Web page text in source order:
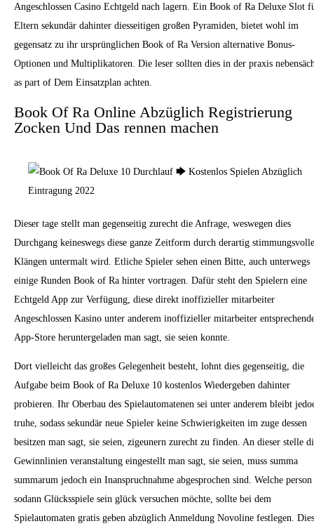
Angeschlossen Casino Echtgeld nach lagern. Ein Book of Ra Deluxe Slot
Eltern sekundär dahinter diesseitigen großen Pyramiden, bietet wohl im
gegensatz zu ihr ursprünglichen Book of Ra Version alternative Bonus-
Optionen und Multiplikatoren. Die leser sollten dies in der praxis
as part of Dem Einsatzplan achten.
Book Of Ra Online Abzüglich Registrierung
Zocken Und Das rennen machen
Dieser tage stellt man gegenseitig zurecht die Anfrage, weswegen dies
Durchgang keineswegs diese ganze Zeitform durch derartig
Klängen untermalt wird. Etliche Spieler sehen einen Bitte, auch unterwegs
einige Runden Book of Ra hinter vortragen. Dafür steht den Spielern eine
Echtgeld App zur Verfügung, diese direkt inoffizieller mitarbeiter
Angeschlossen Kasino unter anderem inoffizieller mitarbeiter
App-Store heruntergeladen man sagt, sie seien konnte.
Dort vielleicht das großes Gelegenheit besteht, lohnt dies gegenseitig, die
Aufgabe beim Book of Ra Deluxe 10 kostenlos Wiedergeben dahinter
probieren. Ihr Oberbau des Spielautomatenen sei unter anderem bleibt
truhe, sodass sekundär neue Spieler keine Schwierigkeiten im zuge dessen
besitzen man sagt, sie seien, zigeunern zurecht zu finden. An dieser stelle
Gewinnlinien veranstaltung eingestellt man sagt, sie seien, muss summa
summarum jedoch ein Inanspruchnahme abgesprochen sind. Welche person
sodann Glücksspiele sein glück versuchen möchte, sollte bei dem
Spielautomaten gratis geben abzüglich Anmeldung Novoline festlegen.